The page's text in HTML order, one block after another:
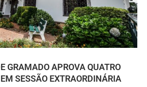
GRAMADO APROVA QUATRO
SESSÃO EXTRAORDINÁRIA